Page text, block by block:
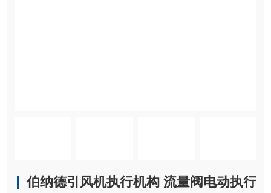
伯纳德引风机执行机构 流量阀电动执行